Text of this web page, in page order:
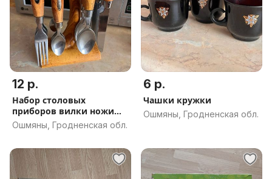
12 р.
Набор столовых
приборов вилки ножи
ложки
Ошмяны, Гродненская обл.
6 р.
Чашки кружки
Ошмяны, Гродненская обл.